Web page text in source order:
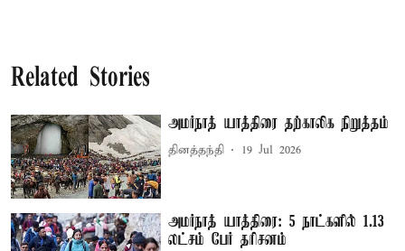
Related Stories
அமர்நாத் யாத்திரை தற்காலிக நிறுத்தம்
தினத்தந்தி 19 Jul 2026
அமர்நாத் யாத்திரை: 5 நாட்களில் 1.13
லட்சம் பேர் தரிசனம்